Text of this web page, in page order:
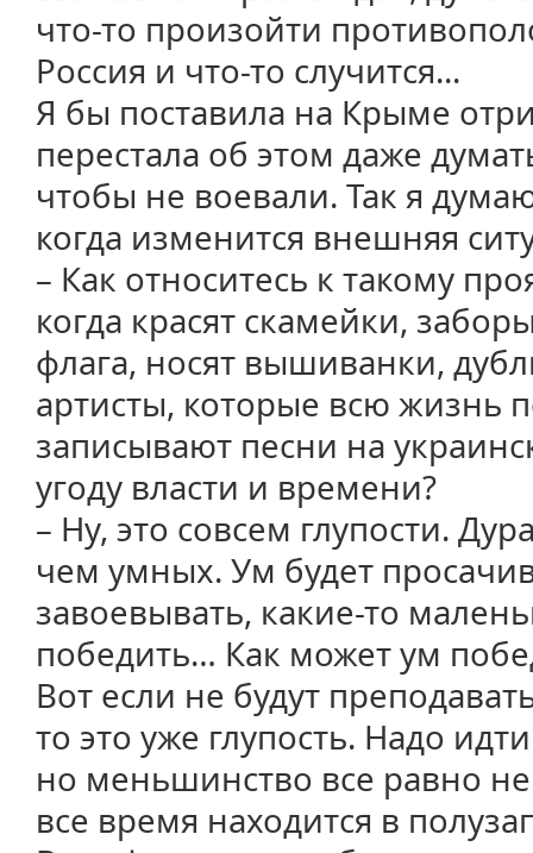
что-то произойти
Россия и что-то случится...
Я бы поставила на Крыме
перестала об этом даже
чтобы не воевали. Так я
когда изменится внешняя
– Как относитесь к такому
когда красят скамейки,
флага, носят вышиванки,
артисты, которые всю жизнь
записывают песни на
угоду власти и времени?
– Ну, это совсем глупости.
чем умных. Ум будет
завоевывать, какие-то
победить… Как может ум
Вот если не будут
то это уже глупость. Надо
но меньшинство все равно
все время находится в